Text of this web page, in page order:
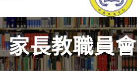
家長教職員會